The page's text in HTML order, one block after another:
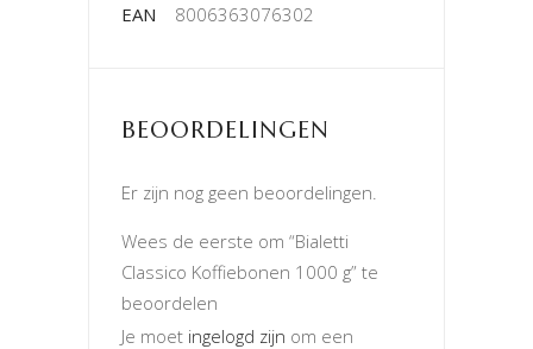
EAN
8006363076302
BEOORDELINGEN
Er zijn nog geen beoordelingen.
Wees de eerste om “Bialetti
Classico Koffiebonen 1000 g” te
beoordelen
Je moet ingelogd zijn om een